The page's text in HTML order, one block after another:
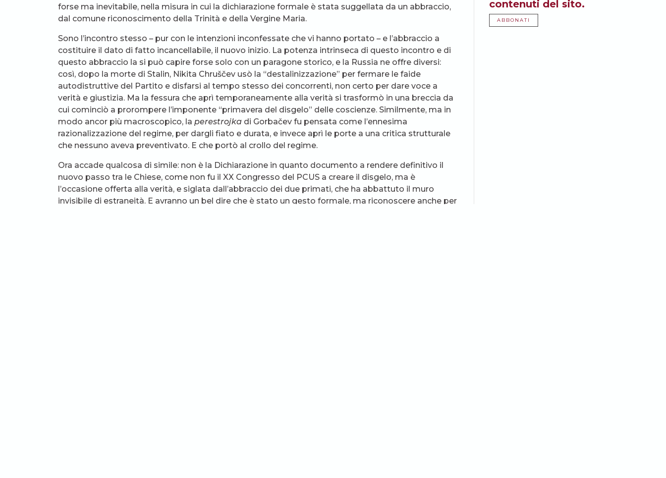
forse ma inevitabile, nella misura in cui la dichiarazione formale è stata suggellata da un abbraccio,
dal comune riconoscimento della Trinità e della Vergine Maria.
Sono l’incontro stesso – pur con le intenzioni inconfessate che vi hanno portato – e l’abbraccio a
costituire il dato di fatto incancellabile, il nuovo inizio. La potenza intrinseca di questo incontro e di
questo abbraccio la si può capire forse solo con un paragone storico, e la Russia ne offre diversi:
così, dopo la morte di Stalin, Nikita Chruščev usò la “destalinizzazione” per fermare le faide
autodistruttive del Partito e disfarsi al tempo stesso dei concorrenti, non certo per dare voce a
verità e giustizia. Ma la fessura che aprì temporaneamente alla verità si trasformò in una breccia da
cui cominciò a prorompere l’imponente “primavera del disgelo” delle coscienze. Similmente, ma in
modo ancor più macroscopico, la perestrojka di Gorbačev fu pensata come l’ennesima
razionalizzazione del regime, per dargli fiato e durata, e invece aprì le porte a una critica strutturale
che nessuno aveva preventivato. E che portò al crollo del regime.
Ora accade qualcosa di simile: non è la Dichiarazione in quanto documento a rendere definitivo il
nuovo passo tra le Chiese, come non fu il XX Congresso del PCUS a creare il disgelo, ma è
l’occasione offerta alla verità, e siglata dall’abbraccio dei due primati, che ha abbattuto il muro
invisibile di estraneità. E avranno un bel dire che è stato un gesto formale, ma riconoscere anche per
contenuti del sito.
ABBONATI